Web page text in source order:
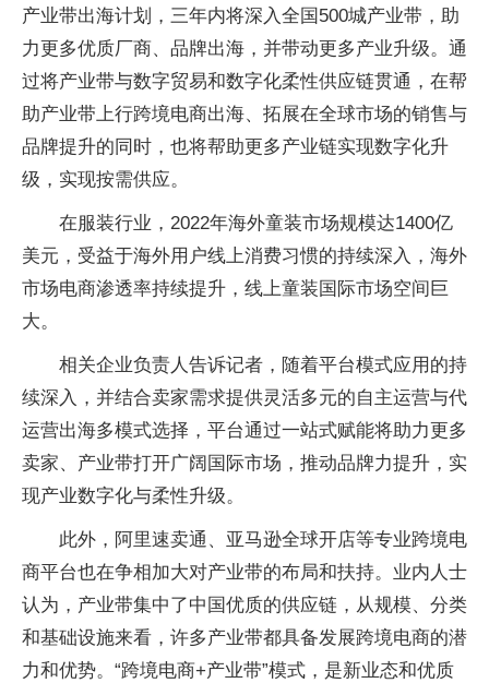
产业带出海计划，三年内将深入全国500城产业带，助
力更多优质厂商、品牌出海，并带动更多产业升级。通
过将产业带与数字贸易和数字化柔性供应链贯通，在帮
助产业带上行跨境电商出海、拓展在全球市场的销售与
品牌提升的同时，也将帮助更多产业链实现数字化升
级，实现按需供应。
在服装行业，2022年海外童装市场规模达1400亿
美元，受益于海外用户线上消费习惯的持续深入，海外
市场电商渗透率持续提升，线上童装国际市场空间巨
大。
相关企业负责人告诉记者，随着平台模式应用的持
续深入，并结合卖家需求提供灵活多元的自主运营与代
运营出海多模式选择，平台通过一站式赋能将助力更多
卖家、产业带打开广阔国际市场，推动品牌力提升，实
现产业数字化与柔性升级。
此外，阿里速卖通、亚马逊全球开店等专业跨境电
商平台也在争相加大对产业带的布局和扶持。业内人士
认为，产业带集中了中国优质的供应链，从规模、分类
和基础设施来看，许多产业带都具备发展跨境电商的潜
力和优势。“跨境电商+产业带”模式，是新业态和优质